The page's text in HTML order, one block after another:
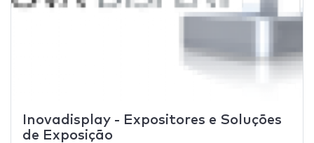
Inovadisplay - Expositores e Soluções
de Exposição